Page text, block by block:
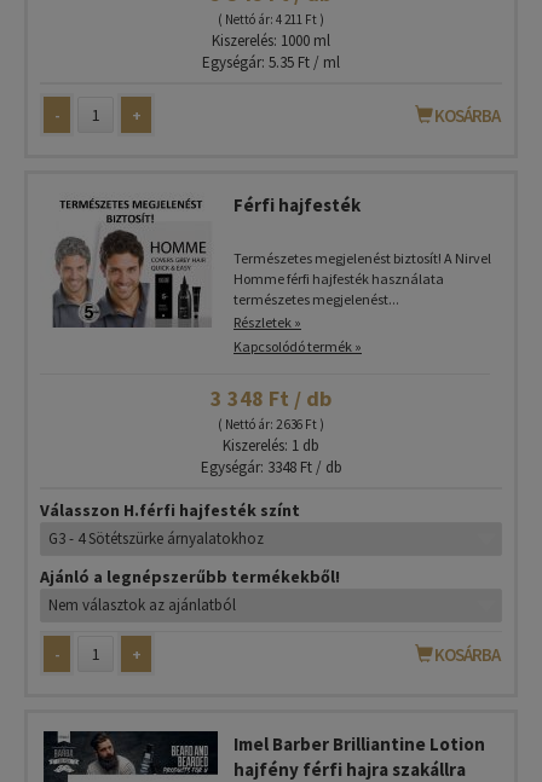
( Nettó ár: 4 211 Ft )
Kiszerelés: 1000 ml
Egységár: 5.35 Ft / ml
- + KOSÁRBA
Férfi hajfesték
Természetes megjelenést biztosít! A Nirvel
Homme férfi hajfesték használata
természetes megjelenést...
Részletek »
Kapcsolódó termék »
3 348 Ft / db
( Nettó ár: 2 636 Ft )
Kiszerelés: 1 db
Egységár: 3348 Ft / db
Válasszon H.férfi hajfesték színt
Ajánló a legnépszerűbb termékekből!
- + KOSÁRBA
Imel Barber Brilliantine Lotion
hajfény férfi hajra szakállra